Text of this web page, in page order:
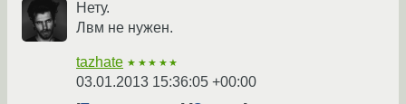
Нету.
Лвм не нужен.
tazhate ★★★★★
03.01.2013 15:36:05 +00:00